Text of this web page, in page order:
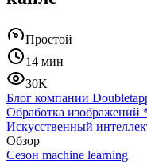
Простой
14 мин
30K
Блог компании
Обработка изображений
Искусственный
Обзор
Cезон machine learning